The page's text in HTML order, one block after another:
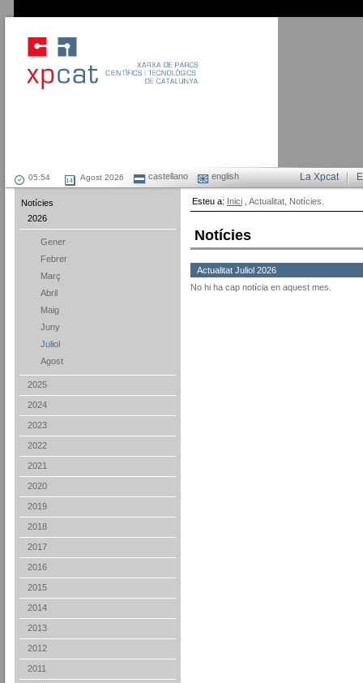
Agost 2026 castellano english La Xpcat
Notícies
2026
Gener
Febrer
Març
Abril
Maig
Juny
Juliol
Agost
2025
2024
2023
2022
2021
2020
2019
2018
2017
2016
2015
2014
2013
2012
2011
Esteu a: Inici , Actualitat, Notícies.
Notícies
Actualitat Juliol 2026
No hi ha cap notícia en aquest mes.